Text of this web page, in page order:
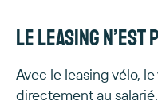
Le leasing n’est
Avec le leasing vélo,
directement au